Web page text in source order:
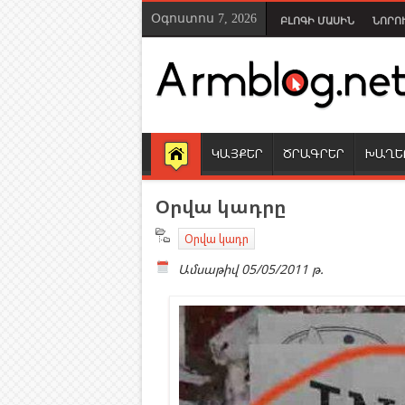
Օգոստոս 7, 2026 ԲԼՈԳԻ ՄԱՍԻՆ
ԿԱՅՔԵՐ ԾՐԱԳՐԵՐ
Օրվա կադրը
Օրվա կադր
Ամսաթիվ 05/05/2011 թ.